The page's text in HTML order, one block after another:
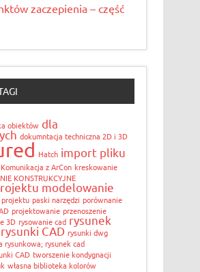
zaczepienia – część
obiektów dla
dokumntacja techniczna 2D i 3D
Hatch import pliku
Komunikacja z ArCon kreskowanie
KONSTRUKCYJNE
modelowanie
paski narzędzi porównanie
projektowanie przenoszenie
3D rysowanie cad rysunek
rysunki CAD rysunki dwg
rysunkowa; rysunek cad
CAD tworszenie kondygnacji
własna biblioteka kolorów